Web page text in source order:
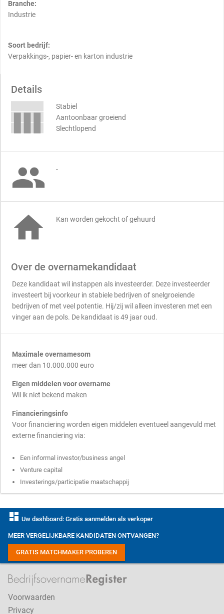
Branche:
Industrie
Soort bedrijf:
Verpakkings-, papier- en karton industrie
Details
Stabiel
Aantoonbaar groeiend
Slechtlopend
 -
 Kan worden gekocht of gehuurd
Over de overnamekandidaat
Deze kandidaat wil instappen als investeerder. Deze investeerder
investeert bij voorkeur in stabiele bedrijven of snelgroeiende
bedrijven of met veel potentie. Hij/zij wil alleen investeren met een
vinger aan de pols. De kandidaat is 49 jaar oud.
Maximale overnamesom
meer dan 10.000.000 euro
Eigen middelen voor overname
Wil ik niet bekend maken
Financieringsinfo
Voor financiering worden eigen middelen eventueel aangevuld met
externe financiering via:
Een informal investor/business angel
Venture capital
Investerings/participatie maatschappij
dashboard Uw dashboard: Gratis aanmelden als verkoper
MEER VERGELIJKBARE KANDIDATEN ONTVANGEN?
GRATIS MATCHMAKER PROBEREN
Voorwaarden
Privacy